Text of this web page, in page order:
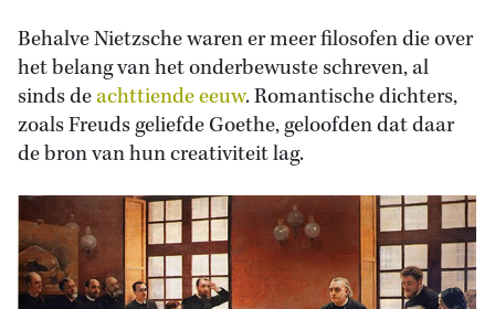
Behalve Nietzsche waren er meer filosofen die over
het belang van het onderbewuste schreven, al
sinds deachttiende eeuw. Romantische dichters,
zoals Freuds geliefde Goethe, geloofden dat daar
de bron van hun creativiteit lag.